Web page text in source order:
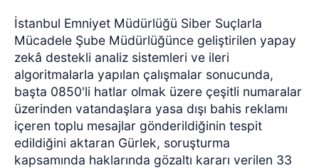
İstanbul Emniyet Müdürlüğü Siber Suçlarla
Mücadele Şube Müdürlüğünce geliştirilen yapay
zekâ destekli analiz sistemleri ve ileri
algoritmalarla yapılan çalışmalar sonucunda,
başta 0850'li hatlar olmak üzere çeşitli numaralar
üzerinden vatandaşlara yasa dışı bahis reklamı
içeren toplu mesajlar gönderildiğinin tespit
edildiğini aktaran Gürlek, soruşturma
kapsamında haklarında gözaltı kararı verilen 33